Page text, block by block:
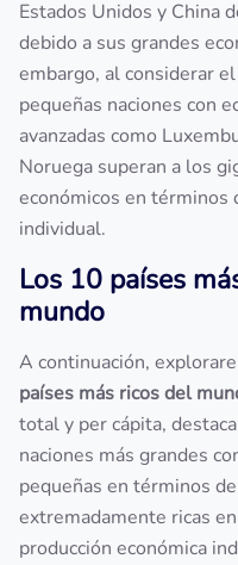
Estados Unidos y China
debido a sus grandes
embargo, al considerar
pequeñas naciones con
avanzadas como
Noruega superan a los
económicos en términos
individual.
Los 10 países
mundo
A continuación,
países más ricos del
total y per cápita,
naciones más grandes
pequeñas en términos
extremadamente ricas
producción económica